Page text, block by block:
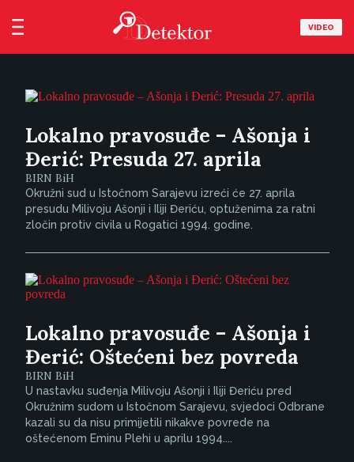
VIDEO
Lokalno pravosuđe – Ašonja i
Đerić: Presuda 27. aprila
BIRN BiH
Okružni sud u Istočnom Sarajevu izreći će 27. aprila
presudu Milivoju Ašonji i Iliji Đeriću, optuženima za ratni
zločin protiv civila u Rogatici 1994. godine.
Lokalno pravosuđe – Ašonja i
Đerić: Oštećeni bez povreda
BIRN BiH
U nastavku suđenja Milivoju Ašonji i Iliji Đeriću pred
Okružnim sudom u Istočnom Sarajevu, svjedoci Odbrane
kazali su da nisu primijetili nikakve povrede na
oštećenom Eminu Plehi u aprilu 1994....